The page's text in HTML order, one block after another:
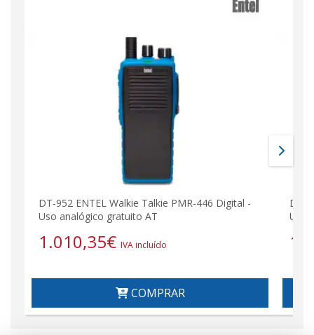
DT-952 ENTEL Walkie Talkie PMR-446 Digital -
Uso analógico gratuito AT
1.010,35€ IVA incluído
COMPRAR
DT-
Uso